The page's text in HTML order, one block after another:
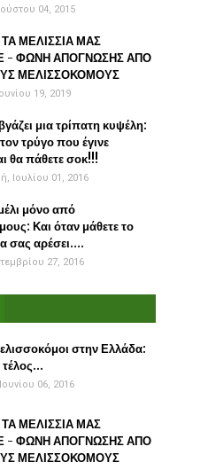
04, 2015
ΜΕΛΙΣΣΙΑ ΜΑΣ
- ΦΩΝΗ ΑΠΟΓΝΩΣΗΣ ΑΠΟ
ΜΕΛΙΣΣΟΚΟΜΟΥΣ
19, 2019
μια τρίπατη κυψέλη:
τρύγο που έγινε
θα πάθετε σοκ!!!
Ιουλίου 01, 2016
μόνο από
Και όταν μάθετε το
σας αρέσει....
27, 2016
στην Ελλάδα:
06, 2016
ΜΕΛΙΣΣΙΑ ΜΑΣ
- ΦΩΝΗ ΑΠΟΓΝΩΣΗΣ ΑΠΟ
ΜΕΛΙΣΣΟΚΟΜΟΥΣ